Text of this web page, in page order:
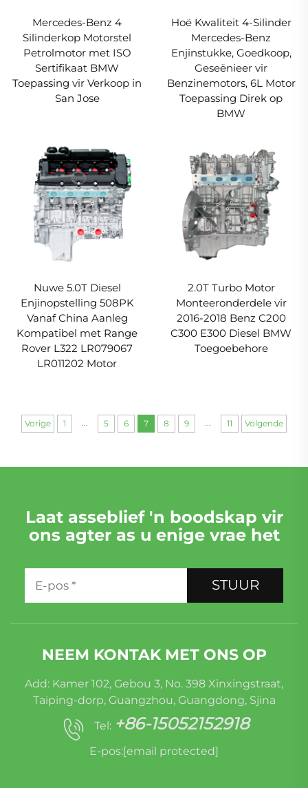
Mercedes-Benz 4
Silinderkop Motorstel
Petrolmotor met ISO
Sertifikaat BMW
Toepassing vir Verkoop in
San Jose
Hoë Kwaliteit 4-Silinder
Mercedes-Benz
Enjinstukke, Goedkoop,
Geseënieer vir
Benzinemotors, 6L Motor
Toepassing Direk op
BMW
Nuwe 5.0T Diesel
Enjinopstelling 508PK
Vanaf China Aanleg
Kompatibel met Range
Rover L322 LR079067
LR011202 Motor
2.0T Turbo Motor
Monteeronderdele vir
2016-2018 Benz C200
C300 E300 Diesel BMW
Toegoebehore
Vorige 1 5 6 7 8 9 11 Volgende
Laat asseblief 'n boodskap vir
ons agter as u enige vrae het
STUUR
NEEM KONTAK MET ONS OP
Add: Kamer 102, Gebou 3, No. 398 Xinxingstraat,
Taiping-dorp, Guangzhou, Guangdong, Sjina
Tel: +86-15052152918
E-pos:[email protected]